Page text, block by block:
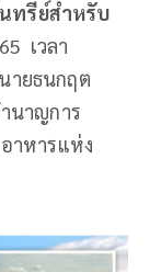
ทรีย์สำหรับ
เวลา
ายธนกฤต
นาญการ
าหารแห่ง